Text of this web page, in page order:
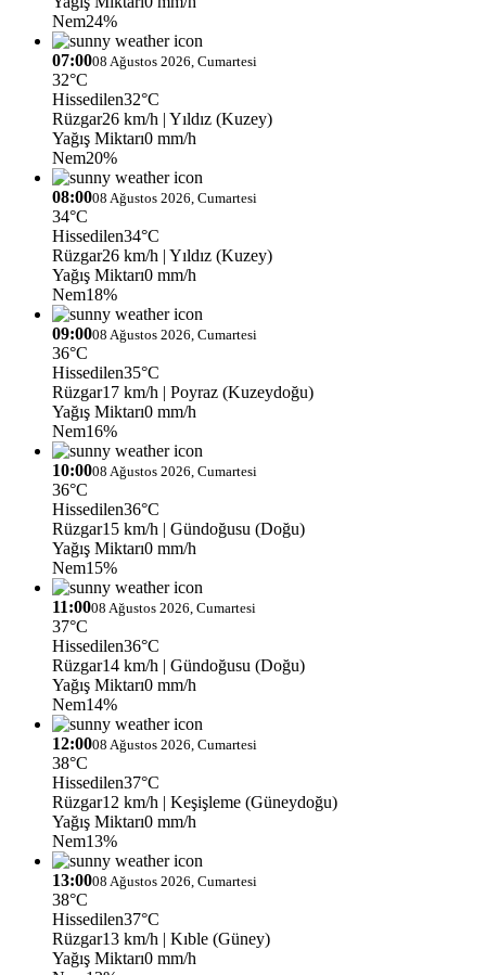
Nem24%
07:0008 Ağustos 2026, Cumartesi
32°C
Hissedilen32°C
Rüzgar26 km/h | Yıldız (Kuzey)
Yağış Miktarı0 mm/h
Nem20%
08:0008 Ağustos 2026, Cumartesi
34°C
Hissedilen34°C
Rüzgar26 km/h | Yıldız (Kuzey)
Yağış Miktarı0 mm/h
Nem18%
09:0008 Ağustos 2026, Cumartesi
36°C
Hissedilen35°C
Rüzgar17 km/h | Poyraz (Kuzeydoğu)
Yağış Miktarı0 mm/h
Nem16%
10:0008 Ağustos 2026, Cumartesi
36°C
Hissedilen36°C
Rüzgar15 km/h | Gündoğusu (Doğu)
Yağış Miktarı0 mm/h
Nem15%
11:0008 Ağustos 2026, Cumartesi
37°C
Hissedilen36°C
Rüzgar14 km/h | Gündoğusu (Doğu)
Yağış Miktarı0 mm/h
Nem14%
12:0008 Ağustos 2026, Cumartesi
38°C
Hissedilen37°C
Rüzgar12 km/h | Keşişleme (Güneydoğu)
Yağış Miktarı0 mm/h
Nem13%
13:0008 Ağustos 2026, Cumartesi
38°C
Hissedilen37°C
Rüzgar13 km/h | Kıble (Güney)
Yağış Miktarı0 mm/h